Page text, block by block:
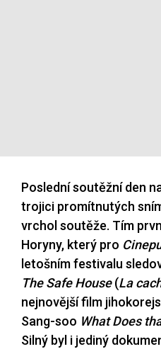
Poslední soutěžní den
trojici promítnutých
vrchol soutěže. Tím
Horyny, který pro
letošním festivalu
The Safe House(La
nejnovější film
Sang-soo What Does
Silný byl i jediný